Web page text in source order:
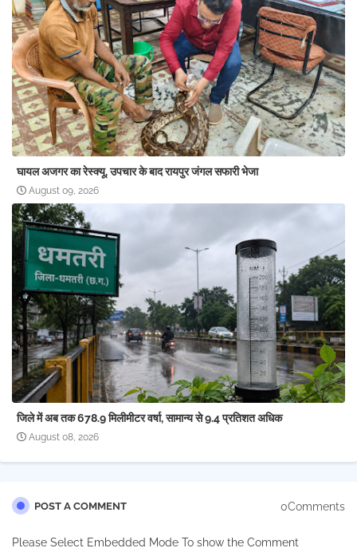
घायल अजगर का रेस्क्यू, उपचार के बाद रायपुर जंगल सफारी भेजा
August 09, 2026
जिले में अब तक 678.9 मिलीमीटर वर्षा, सामान्य से 9.4 प्रतिशत अधिक
August 08, 2026
POST A COMMENT 0Comments
Please Select Embedded Mode To show the Comment